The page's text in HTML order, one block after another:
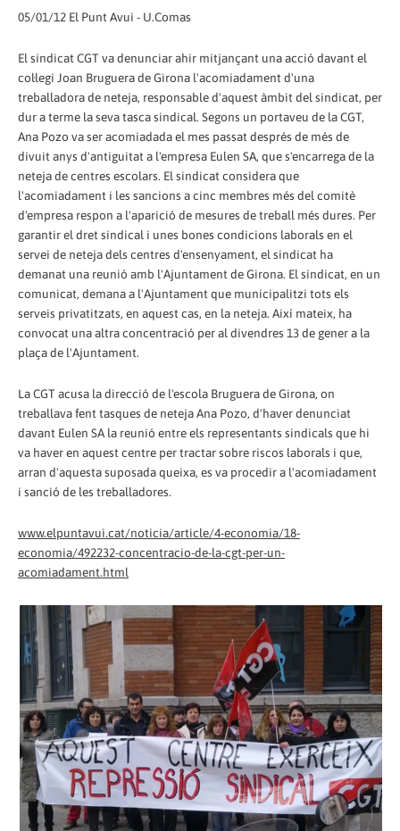
05/01/12 El Punt Avui - U.Comas
El sindicat CGT va denunciar ahir mitjançant una acció davant el
col·legi Joan Bruguera de Girona l'acomiadament d'una
treballadora de neteja, responsable d'aquest àmbit del sindicat, per
dur a terme la seva tasca sindical. Segons un portaveu de la CGT,
Ana Pozo va ser acomiadada el mes passat després de més de
divuit anys d'antiguitat a l'empresa Eulen SA, que s'encarrega de la
neteja de centres escolars. El sindicat considera que
l'acomiadament i les sancions a cinc membres més del comitè
d'empresa respon a l'aparició de mesures de treball més dures. Per
garantir el dret sindical i unes bones condicions laborals en el
servei de neteja dels centres d'ensenyament, el sindicat ha
demanat una reunió amb l'Ajuntament de Girona. El sindicat, en un
comunicat, demana a l'Ajuntament que municipalitzi tots els
serveis privatitzats, en aquest cas, en la neteja. Així mateix, ha
convocat una altra concentració per al divendres 13 de gener a la
plaça de l'Ajuntament.
La CGT acusa la direcció de l'escola Bruguera de Girona, on
treballava fent tasques de neteja Ana Pozo, d'haver denunciat
davant Eulen SA la reunió entre els representants sindicals que hi
va haver en aquest centre per tractar sobre riscos laborals i que,
arran d'aquesta suposada queixa, es va procedir a l'acomiadament
i sanció de les treballadores.
www.elpuntavui.cat/noticia/article/4-economia/18-
economia/492232-concentracio-de-la-cgt-per-un-
acomiadament.html